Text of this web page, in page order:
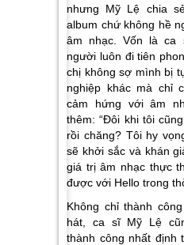
nhưng Mỹ Lệ chia
album chứ không hề
âm nhạc. Vốn là ca
người luôn đi tiên
chị không sợ mình bị
nghiệp khác mà chỉ
cảm hứng với âm
thêm: “Đôi khi tôi
rồi chăng? Tôi hy
sẽ khởi sắc và khán
giá trị âm nhạc thực
được với Hello trong
Không chỉ thành
hát, ca sĩ Mỹ Lệ
thành công nhất định